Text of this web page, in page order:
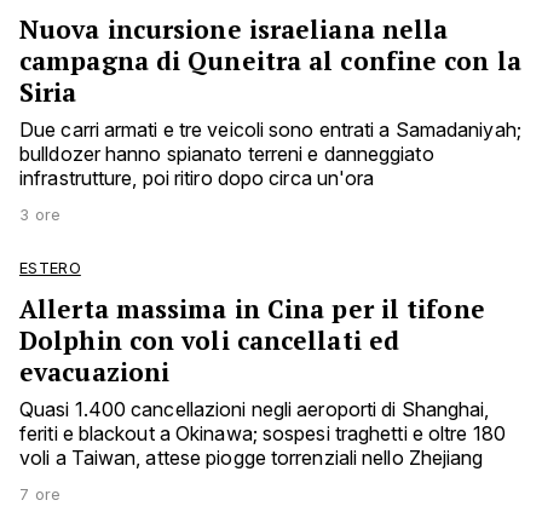
Nuova incursione israeliana nella
campagna di Quneitra al confine con la
Siria
Due carri armati e tre veicoli sono entrati a Samadaniyah;
bulldozer hanno spianato terreni e danneggiato
infrastrutture, poi ritiro dopo circa un'ora
3 ore
ESTERO
Allerta massima in Cina per il tifone
Dolphin con voli cancellati ed
evacuazioni
Quasi 1.400 cancellazioni negli aeroporti di Shanghai,
feriti e blackout a Okinawa; sospesi traghetti e oltre 180
voli a Taiwan, attese piogge torrenziali nello Zhejiang
7 ore